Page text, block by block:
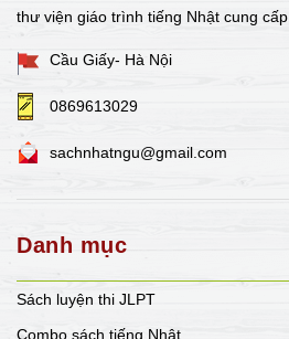
thư viện giáo trình tiếng Nhật cung cấp.
Cầu Giấy- Hà Nội
0869613029
sachnhatngu@gmail.com
Danh mục
Sách luyện thi JLPT
Combo sách tiếng Nhật